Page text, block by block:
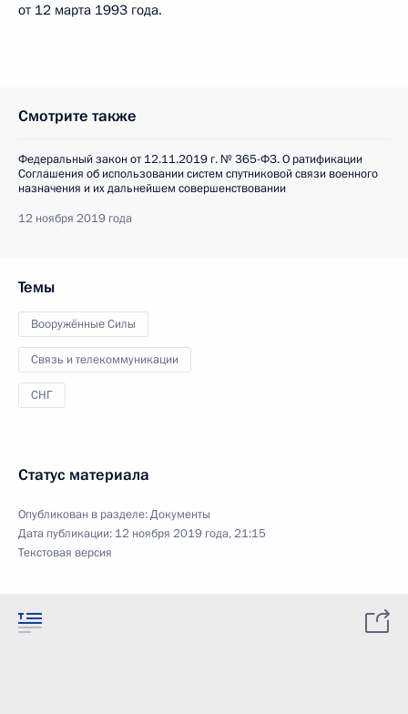
от 12 марта 1993 года.
Смотрите также
Федеральный закон от 12.11.2019 г. № 365-ФЗ. О ратификации
Соглашения об использовании систем спутниковой связи военного
назначения и их дальнейшем совершенствовании
12 ноября 2019 года
Темы
Вооружённые Силы
Связь и телекоммуникации
СНГ
Статус материала
Опубликован в разделе:Документы
Дата публикации: 12 ноября 2019 года, 21:15
Текстовая версия